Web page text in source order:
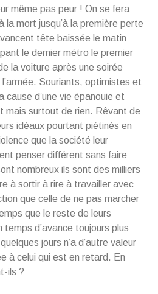
même pas peur ! On se fera
la mort jusqu’à la première perte
tête baissée le matin
le dernier métro le premier
la voiture après une soirée
Souriants, optimistes et
cause d’une vie épanouie et
mais surtout de rien. Rêvant de
idéaux pourtant piétinés en
que la société leur
penser différent sans faire
nombreux ils sont des milliers
à sortir à rire à travailler avec
que celle de ne pas marcher
que le reste de leurs
temps d’avance toujours plus
jours n’a d’autre valeur
à celui qui est en retard. En
ils ?